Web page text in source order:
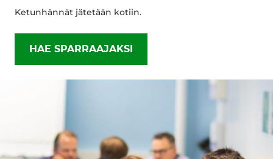
Ketunhännät jätetään kotiin.
HAE SPARRAAJAKSI